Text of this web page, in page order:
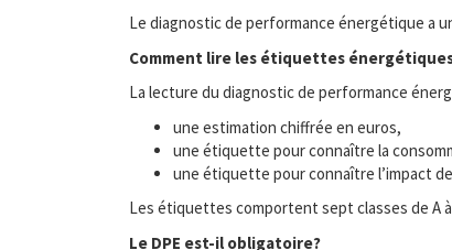
Le diagnostic de performance énergétique a
Comment lire les étiquettes énergétiques
La lecture du diagnostic de performance
une estimation chiffrée en euros,
une étiquette pour connaître la
une étiquette pour connaître l’impact
Les étiquettes comportent sept classes de A
Le DPE est-il obligatoire?